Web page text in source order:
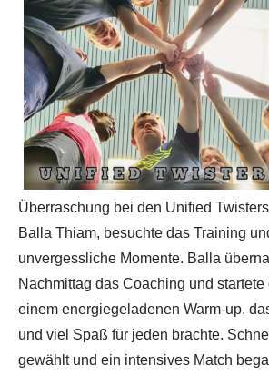
Überraschung bei den Unified
Balla Thiam, besuchte das Training
unvergessliche Momente. Balla
Nachmittag das Coaching und
einem energiegeladenen Warm-up,
und viel Spaß für jeden brachte.
gewählt und ein intensives Match
Partner
Historie
Hallenübersicht
Links zum BVSH u. a.
Trainerabrechnung
Rechtliches